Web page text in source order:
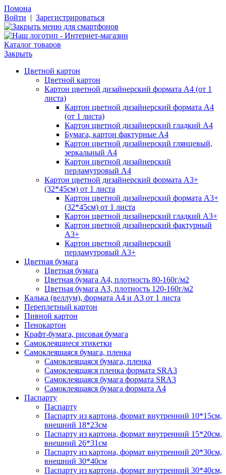
Помона
Войти | Зарегистрироваться
Каталог товаров
Закрыть
Цветной картон
Цветной картон
Картон цветной дизайнерский формата А4 (от 1
листа)
Картон цветной дизайнерский формата А4
(от 1 листа)
Картон цветной дизайнерский гладкий А4
Бумага, картон фактурные А4
Картон цветной дизайнерский глянцевый,
зеркальный А4
Картон цветной дизайнерский
перламутровый А4
Картон цветной дизайнерский формата А3+
(32*45см) от 1 листа
Картон цветной дизайнерский формата А3+
(32*45см) от 1 листа
Картон цветной дизайнерский гладкий А3+
Картон цветной дизайнерский фактурный
А3+
Картон цветной дизайнерский
перламутровый А3+
Цветная бумага
Цветная бумага
Цветная бумага А4, плотность 80-160г/м2
Цветная бумага А3, плотность 120-160г/м2
Калька (веллум), формата А4 и А3 от 1 листа
Переплетный картон
Пивной картон
Пенокартон
Крафт-бумага, рисовая бумага
Самоклеящиеся этикетки
Самоклеящаяся бумага, пленка
Самоклеящаяся бумага, пленка
Самоклеящаяся пленка формата SRА3
Самоклеящаяся бумага формата SRА3
Самоклеящаяся бумага формата А4
Паспарту
Паспарту
Паспарту из картона, формат внутренний 10*15см,
внешний 18*23см
Паспарту из картона, формат внутренний 15*20см,
внешний 26*31см
Паспарту из картона, формат внутренний 20*30см,
внешний 30*40см
Паспарту из картона, формат внутренний 30*40см,